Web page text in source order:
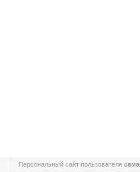
Персональный сайт пользователя